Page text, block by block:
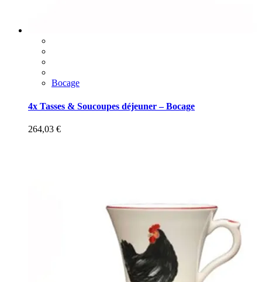
Bocage
4x Tasses & Soucoupes déjeuner – Bocage
264,03 €